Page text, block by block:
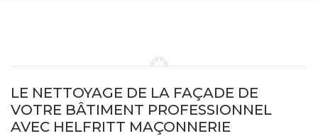
LE NETTOYAGE DE LA FAÇADE DE
VOTRE BÂTIMENT PROFESSIONNEL
AVEC HELFRITT MAÇONNERIE